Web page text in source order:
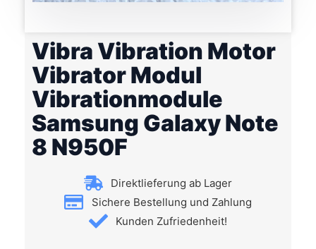
Vibra Vibration Motor
Vibrator Modul
Vibrationmodule
Samsung Galaxy Note
8 N950F
Direktlieferung ab Lager
Sichere Bestellung und Zahlung
Kunden Zufriedenheit!